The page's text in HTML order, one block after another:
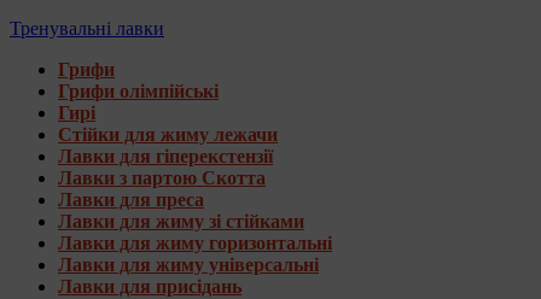
Тренувальні лавки
Грифи
Грифи олімпійські
Гирі
Стійки для жиму лежачи
Лавки для гіперекстензії
Лавки з партою Скотта
Лавки для преса
Лавки для жиму зі стійками
Лавки для жиму горизонтальні
Лавки для жиму універсальні
Лавки для присідань